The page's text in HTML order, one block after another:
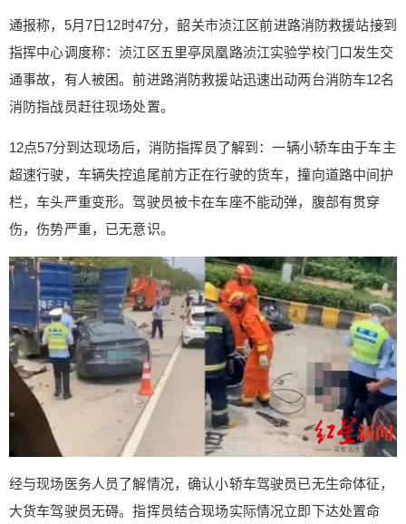
通报称，5月7日12时47分，韶关市浈江区前进路消防救援站接到
指挥中心调度称：浈江区五里亭凤凰路浈江实验学校门口发生交
通事故，有人被困。前进路消防救援站迅速出动两台消防车12名
消防指战员赶往现场处置。
12点57分到达现场后，消防指挥员了解到：一辆小轿车由于车主
超速行驶，车辆失控追尾前方正在行驶的货车，撞向道路中间护
栏，车头严重变形。驾驶员被卡在车座不能动弹，腹部有贯穿
伤，伤势严重，已无意识。
经与现场医务人员了解情况，确认小轿车驾驶员已无生命体征，
大货车驾驶员无碍。指挥员结合现场实际情况立即下达处置命
给鹰视界打赏
2 元 5 10 元
20 元 50 元 自定义
付费内容
¥
6位以上